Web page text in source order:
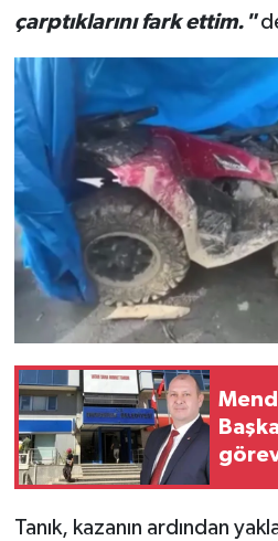
çarptıklarını fark ettim."
Tanık, kazanın ardından